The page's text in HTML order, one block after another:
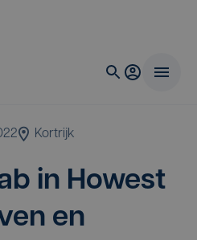
Kortrijk
in Howest
en